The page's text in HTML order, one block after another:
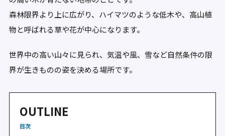
森林限界より上に広がり、ハイマツのような低木や、高山植
物と呼ばれる草や花が中心になります。
世界中の高い山々に見られ、気温や風、雪など自然条件の限
界が生きものの姿を決める場所です。
OUTLINE
目次